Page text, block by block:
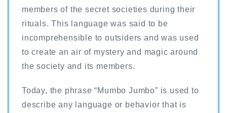
members of the secret societies during their
rituals. This language was said to be
incomprehensible to outsiders and was used
to create an air of mystery and magic around
the society and its members.
Today, the phrase “Mumbo Jumbo” is used to
describe any language or behavior that is